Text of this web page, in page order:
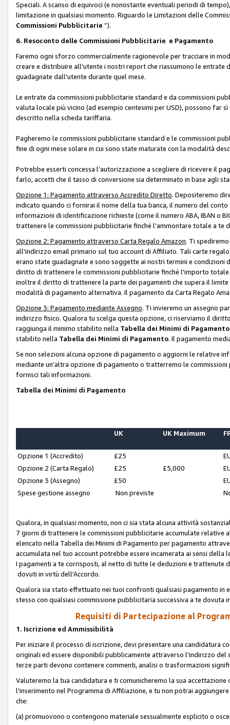
Speciali. A scanso di equivoci (e nonostante eventuali periodi di
limitazione in qualsiasi momento. Riguardo le Limitazioni delle
Commissioni Pubblicitarie ”).
6. Resoconto delle Commissioni Pubblicitarie e Pagamento
Faremo ogni sforzo commercialmente ragionevole per tracciare in
creare e distribuire all'utente i nostri report che riassumono le
guadagnate dall'utente durante quel mese.
Le entrate da commissioni pubblicitarie standard e da commissioni
valuta locale più vicino (ad esempio centesimi per USD), possono far
descritto nella scheda tariffaria.
Pagheremo le commissioni pubblicitarie standard e le commissioni
fine di ogni mese solare in cui sono state maturate con la modalità
Potrebbe esserti concessa l’autorizzazione a scegliere di ricevere il
farlo, accetti che il tasso di conversione sia determinato in base agli
Opzione 1: Pagamento attraverso Accredito Diretto. Depositeremo
indicato quando ci fornirai il nome della tua banca, il numero del
informazioni di identificazione richieste (come il numero ABA, IBAN o
trattenere le commissioni pubblicitarie finché l'ammontare totale a
Opzione 2: Pagamento attraverso Carta Regalo Amazon. Ti
all'indirizzo email primario sul tuo account di Affiliato. Tali carte
erano state guadagnate e sono soggette ai nostri termini e
diritto di trattenere le commissioni pubblicitarie finché l'importo
inoltre il diritto di trattenere la parte dei pagamenti che supera il
modalità di pagamento alternativa. Il pagamento da Carta Regalo
Opzione 3: Pagamento mediante Assegno. Ti invieremo un assegno
indirizzo fisico. Qualora tu scelga questa opzione, ci riserviamo il
raggiunga il minimo stabilito nella Tabella dei Minimi di Pagamento
stabilito nella Tabella dei Minimi di Pagamento. Il pagamento
Se non selezioni alcuna opzione di pagamento o aggiorni le relative
mediante un’altra opzione di pagamento o tratterremo le
fornisci tali informazioni.
Tabella dei Minimi di Pagamento
UK UK Maximum
Opzione 1 (Accredito) £25
Opzione 2 (Carta Regalo)
£25 £5,000
Opzione 3 (Assegno)
£50
Spese gestione assegno
Non previste
Qualora, in qualsiasi momento, non ci sia stata alcuna attività
7 giorni di trattenere le commissioni pubblicitarie accumulate
elencato nella Tabella dei Minimi di Pagamento per pagamento
accumulata nel tuo account potrebbe essere incamerata ai sensi
I pagamenti a te corrisposti, al netto di tutte le deduzioni e trattenute
dovuti in virtù dell'Accordo.
Qualora sia stato effettuato nei tuoi confronti qualsiasi pagamento in
stesso con qualsiasi commissione pubblicitaria successiva a te dovuta
Requisiti di Partecipazione al
1. Iscrizione ed Ammissibilità
Per iniziare il processo di iscrizione, devi presentare una candidatura
originali ed essere disponibili pubblicamente attraverso l'indirizzo
terze parti devono contenere commenti, analisi o trasformazioni
Valuteremo la tua candidatura e ti comunicheremo la sua
l'inserimento nel Programma di Affiliazione, e tu non potrai
che:
(a) promuovono o contengono materiale sessualmente esplicito o